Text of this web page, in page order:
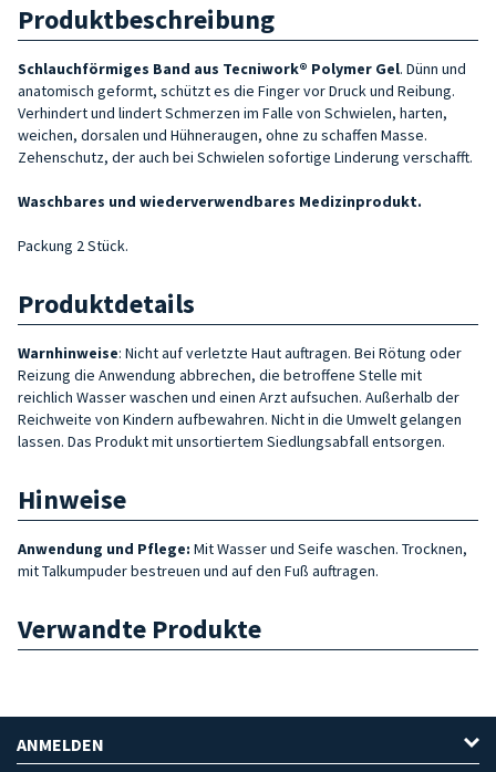
Produktbeschreibung
Schlauchförmiges Band aus Tecniwork® Polymer Gel. Dünn und
anatomisch geformt, schützt es die Finger vor Druck und Reibung.
Verhindert und lindert Schmerzen im Falle von Schwielen, harten,
weichen, dorsalen und Hühneraugen, ohne zu schaffen Masse.
Zehenschutz, der auch bei Schwielen sofortige Linderung verschafft.
Waschbares und wiederverwendbares Medizinprodukt.
Packung 2 Stück.
Produktdetails
Warnhinweise: Nicht auf verletzte Haut auftragen. Bei Rötung oder
Reizung die Anwendung abbrechen, die betroffene Stelle mit
reichlich Wasser waschen und einen Arzt aufsuchen. Außerhalb der
Reichweite von Kindern aufbewahren. Nicht in die Umwelt gelangen
lassen. Das Produkt mit unsortiertem Siedlungsabfall entsorgen.
Hinweise
Anwendung und Pflege: Mit Wasser und Seife waschen. Trocknen,
mit Talkumpuder bestreuen und auf den Fuß auftragen.
Verwandte Produkte
ANMELDEN